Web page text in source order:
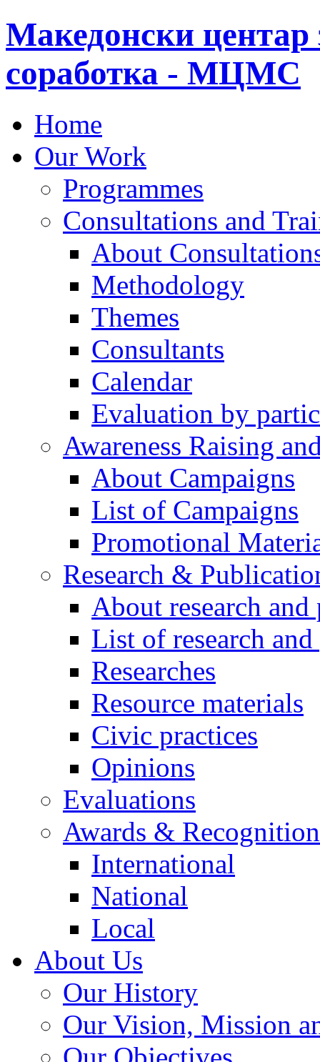
Македонски центар
соработка - МЦМС
Home
Our Work
Programmes
Consultations and
About
Methodology
Themes
Consultants
Calendar
Evaluation by
Awareness Raising
About Campaigns
List of Campaigns
Promotional
Research &
About research
List of research
Researches
Resource materials
Civic practices
Opinions
Evaluations
Awards &
International
National
Local
About Us
Our History
Our Vision, Mission